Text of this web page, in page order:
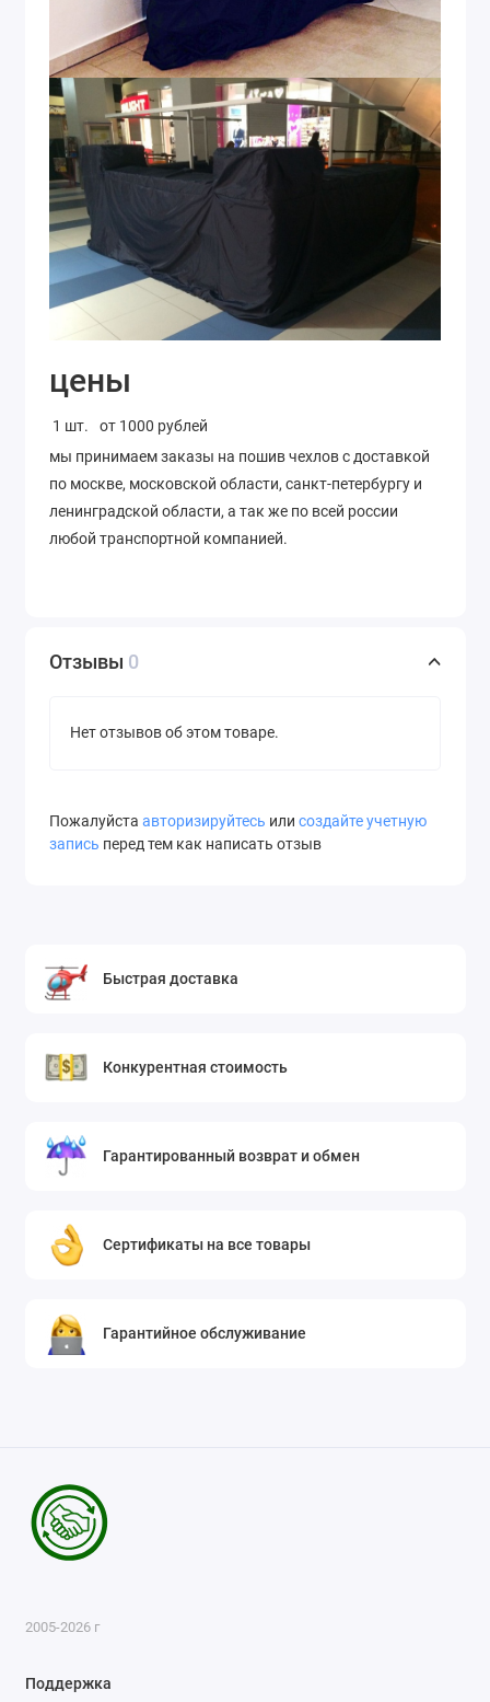
цены
1 шт.
от 1000 рублей
мы принимаем заказы на пошив чехлов с доставкой
по москве, московской области, санкт-петербургу и
ленинградской области, а так же по всей россии
любой транспортной компанией.
Отзывы 0
Нет отзывов об этом товаре.
Пожалуйста авторизируйтесь или создайте учетную
запись перед тем как написать отзыв
Быстрая доставка
Конкурентная стоимость
Гарантированный возврат и обмен
Сертификаты на все товары
Гарантийное обслуживание
2005-2026 г
Поддержка